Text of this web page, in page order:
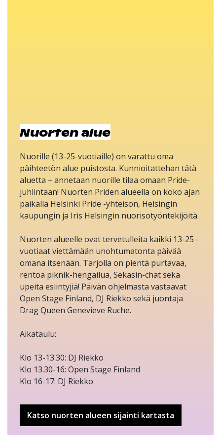
Nuorten alue
Nuorille (13-25-vuotiaille) on varattu oma
päihteetön alue puistosta. Kunnioitattehan tätä
aluetta – annetaan nuorille tilaa omaan Pride-
juhlintaan! Nuorten Priden alueella on koko ajan
paikalla Helsinki Pride -yhteisön, Helsingin
kaupungin ja Iris Helsingin nuorisotyöntekijöitä.
Nuorten alueelle ovat tervetulleita kaikki 13-25 -
vuotiaat viettämään unohtumatonta päivää
omana itsenään. Tarjolla on pientä purtavaa,
rentoa piknik-hengailua, Sekasin-chat sekä
upeita esiintyjiä! Päivän ohjelmasta vastaavat
Open Stage Finland, DJ Riekko sekä juontaja
Drag Queen Genevieve Ruche.
Aikataulu:
Klo 13-13.30: DJ Riekko
Klo 13.30-16: Open Stage Finland
Klo 16-17: DJ Riekko
Katso nuorten alueen sijainti kartasta